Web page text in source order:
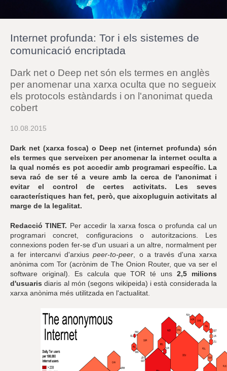
u
e
a
u
Internet profunda: Tor i els sistemes de
comunicació encriptada
Dark net o Deep net són els termes en anglès
per anomenar una xarxa oculta que no segueix
els protocols estàndards i on l'anonimat queda
cobert
10.08.2015
Dark net (xarxa fosca) o Deep net (internet profunda) són
els termes que serveixen per anomenar la internet oculta a
la qual només es pot accedir amb programari específic. La
seva raó de ser té a veure amb la cerca de l'anonimat i
evitar el control de certes activitats. Les seves
característiques han fet, però, que aixopluguin activitats al
marge de la legalitat.
Redacció TINET. Per accedir la xarxa fosca o profunda cal un
programari concret, configuracions o autoritzacions. Les
connexions poden fer-se d'un usuari a un altre, normalment per
a fer intercanvi d'arxiuspeer-to-peer , o a través d'una xarxa
anònima com Tor (acrònim de The Onion Router, que va ser el
software original). Es calcula que TOR té uns 2,5 milions
d'usuarisdiaris al món (segons wikipeida) i està considerada la
xarxa anònima més utilitzada en l'actualitat.